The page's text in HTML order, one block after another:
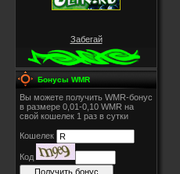
Забегай
Бонусы WMR
Вы можете получить WMR-бонус
в размере 0,01-0,10 WMR на
свой кошелек 1 раз в сутки
Кошелек
Код